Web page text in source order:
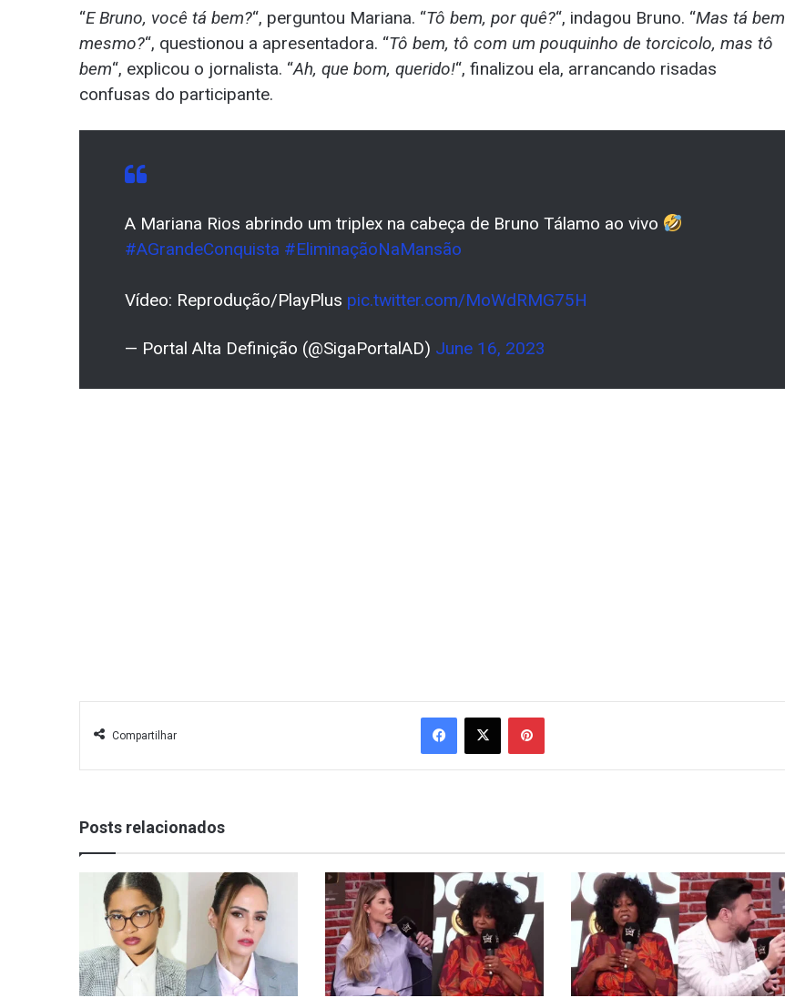
“E Bruno, você tá bem?“, perguntou Mariana. “Tô bem, por quê?“, indagou Bruno. “Mas tá bem
mesmo?“, questionou a apresentadora. “Tô bem, tô com um pouquinho de torcicolo, mas tô
bem“, explicou o jornalista. “Ah, que bom, querido!“, finalizou ela, arrancando risadas
confusas do participante.
A Mariana Rios abrindo um triplex na cabeça de Bruno Tálamo ao vivo
#AGrandeConquista #EliminaçãoNaMansão
Vídeo: Reprodução/PlayPlus pic.twitter.com/MoWdRMG75H
— Portal Alta Definição (@SigaPortalAD) June 16, 2023
Compartilhar
Facebook
X Pinterest
Posts relacionados